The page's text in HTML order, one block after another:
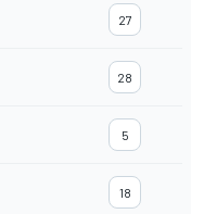
27
28
5
18